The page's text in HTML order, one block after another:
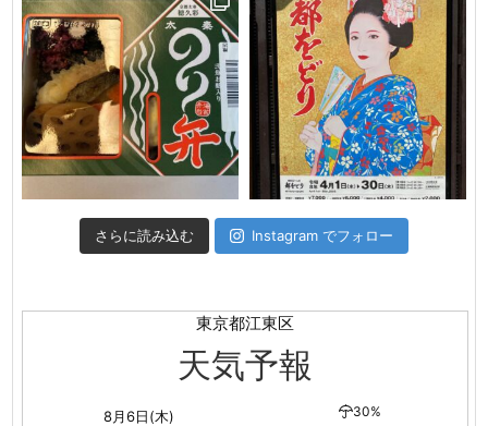
さらに読み込む Instagram でフォロー
東京都江東区
天気予報
8月6日(木) 30%